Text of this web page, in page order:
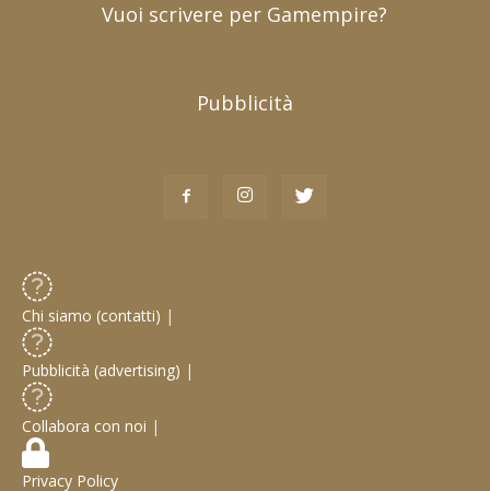
Vuoi scrivere per Gamempire?
Pubblicità
Chi siamo (contatti) |
Pubblicità (advertising) |
Collabora con noi |
Privacy Policy